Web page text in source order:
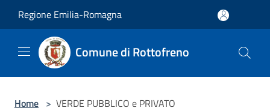
Regione Emilia-Romagna
Comune di Rottofreno
Home > VERDE PUBBLICO e PRIVATO